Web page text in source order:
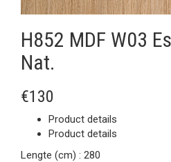
H852 MDF W03
Nat.
€130
Product details
Product details
Lengte (cm) : 280